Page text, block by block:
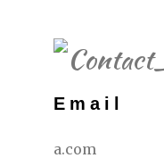
Email
a.com